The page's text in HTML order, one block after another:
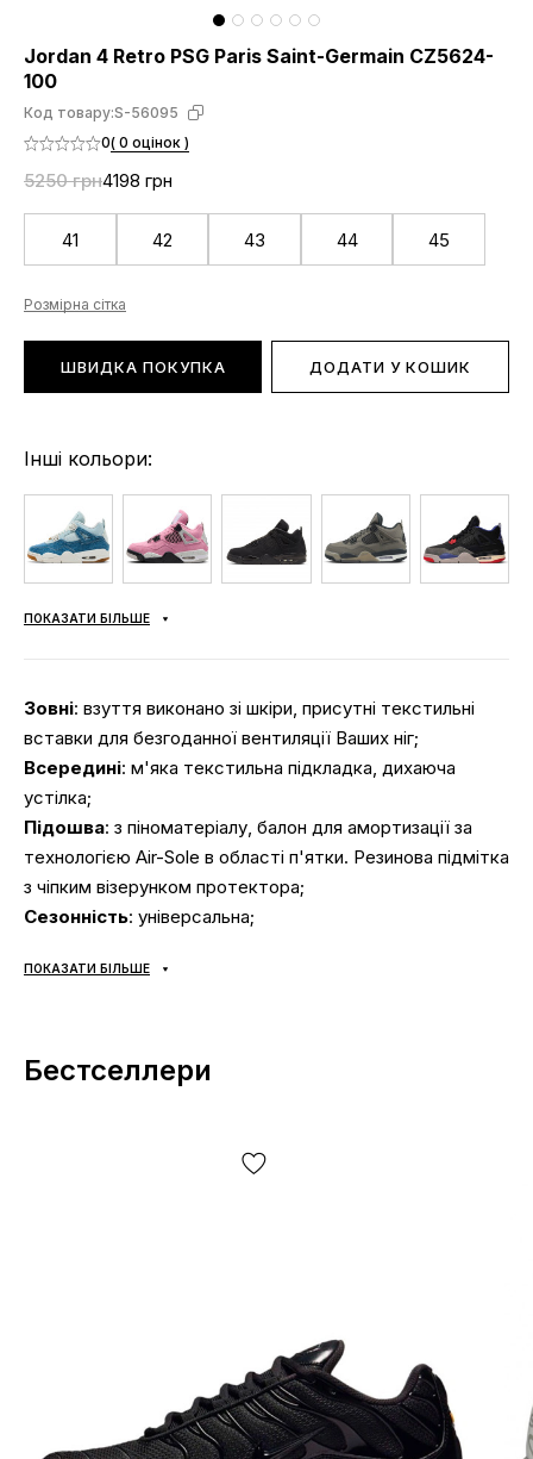
Jordan 4 Retro PSG Paris Saint-Germain CZ5624-
100
Код товару:S-56095
0( 0 оцінок )
5250 грн4198 грн
41 42 43 44 45
Розмірна сітка
ШВИДКА ПОКУПКА ДОДАТИ У КОШИК
Інші кольори:
ПОКАЗАТИ БІЛЬШЕ
Зовні: взуття виконано зі шкіри, присутні текстильні
вставки для безгоданної вентиляції Ваших ніг;
Всередині: м'яка текстильна підкладка, дихаюча
устілка;
Підошва: з піноматеріалу, балон для амортизації за
технологією Air-Sole в області п'ятки. Резинова підмітка
з чіпким візерунком протектора;
Сезонність: універсальна;
Доставка:наложка «Нова Пошта», доставка кросівок
Оплата:
Jordan будь-яким зручним способом (готівка чи карта);
Будь ласка, дотримуйтесь цих вказівок та будьте певні,
що кросівки однозначно Вам підійдуть. При виборі
ПОКАЗАТИ БІЛЬШЕ
Бестселлери